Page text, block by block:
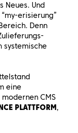
Neues. Und
erisierung”
Denn
systemische
eine
CMS
PLATTFORM,